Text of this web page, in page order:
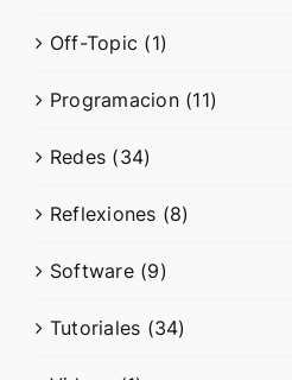
Off-Topic (1)
Programacion (11)
Redes (34)
Reflexiones (8)
Software (9)
Tutoriales (34)